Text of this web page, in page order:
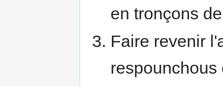
en tronçons
Faire revenir